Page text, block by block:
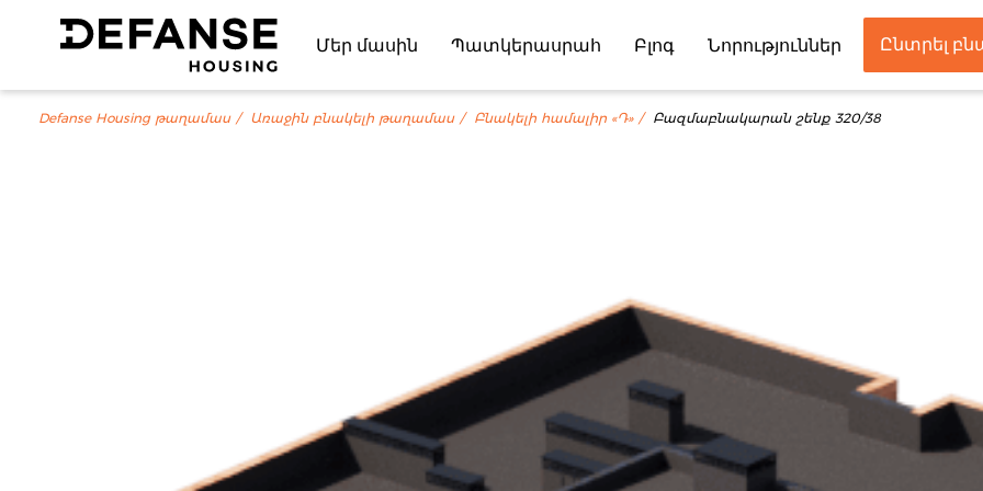
Մեր մասին Պատկերասրահ Բլոգ Նորություններ Ընտրել
Defanse Housing թաղամաս Առաջին բնակելի թաղամաս Բնակելի համալիր «Դ» Բազմաբնակարան շենք 320/38